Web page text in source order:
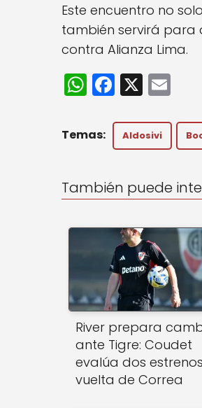
Este encuentro no
también servirá para
contra Alianza Lima.
W
h
a
A
p
F
a
c
e
o
k
X
ai
l
Aldosivi
También puede
River prepara
ante Tigre: Coudet
evalúa dos
vuelta de Correa